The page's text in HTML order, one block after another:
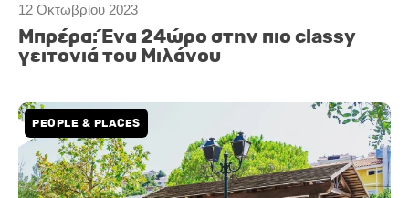
12 Οκτωβρίου 2023
Μπρέρα: Ένα 24ώρο στην πιο classy
γειτονιά του Μιλάνου
PEOPLE & PLACES